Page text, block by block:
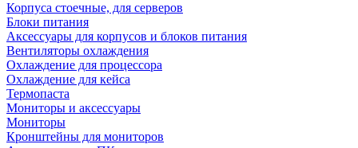
Корпуса стоечные, для серверов
Блоки питания
Аксессуары для корпусов и блоков питания
Вентиляторы охлаждения
Охлаждение для процессора
Охлаждение для кейса
Термопаста
Мониторы и аксессуары
Мониторы
Кронштейны для мониторов